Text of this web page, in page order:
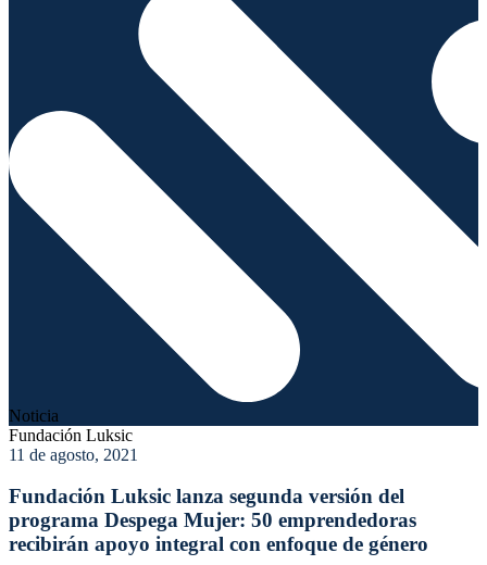
Noticia
Fundación Luksic
11 de agosto, 2021
Fundación Luksic lanza segunda versión del
programa Despega Mujer: 50 emprendedoras
recibirán apoyo integral con enfoque de género